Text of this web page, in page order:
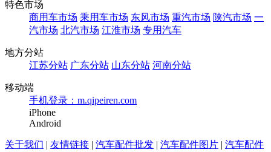
特色市场
商用车市场 乘用车市场 东风市场 重汽市场 陕汽市场 一
汽市场 北汽市场 江淮市场 专用汽车
地方分站
江苏分站 广东分站 山东分站 河南分站
移动端
手机登录：m.qipeiren.com
iPhone
Android
关于我们 | 友情链接 | 汽车配件批发 | 汽车配件图片 | 汽车配件